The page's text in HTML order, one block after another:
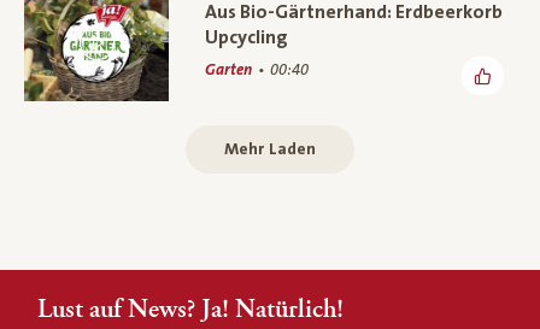
Aus Bio-Gärtnerhand: Erdbeerkorb
Upcycling
Garten 00:40
Mehr Laden
Lust auf News? Ja! Natürlich!